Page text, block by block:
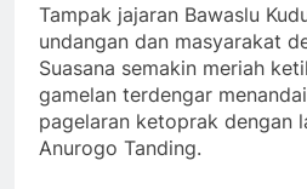
Tampak jajaran Bawaslu
undangan dan masyarakat
Suasana semakin meriah
gamelan terdengar
pagelaran ketoprak dengan
Anurogo Tanding.